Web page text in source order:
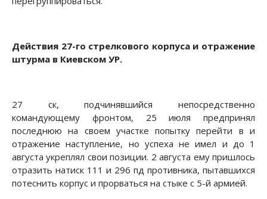
Действия 27-го стрелкового корпуса и отражение
штурма в Киевском УР.
27 ск, подчинявшийся непосредственно
командующему фронтом, 25 июля предпринял
последнюю на своем участке попытку перейти в и
отражение наступление, но успеха не имел и до 1
августа укреплял свои позиции. 2 августа ему пришлось
отразить натиск 111 и 296 пд противника, пытав­шихся
потеснить корпус и прорваться на стыке с 5-й армией.